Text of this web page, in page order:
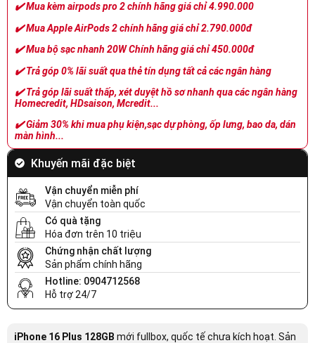
✔️Mua kèm airpods pro 2 chính hãng giá chỉ 4.990.000
✔️Mua Apple AirPods 2 chính hãng giá chỉ 2.790.000đ
✔️Mua bộ sạc nhanh 20W Chính hãng giá chỉ 450.000đ
✔️Trả góp 0% lãi suất qua thẻ tín dụng tất cả các ngân hàng
✔️Trả góp lãi suất thấp, xét duyệt hồ sơ nhanh qua các ngân hàng
Homecredit, HDsaison, Mcredit...
✔️Giảm 30% khi mua phụ kiện,sạc dự phòng, ốp lưng, bao da, dán
màn hình...
Khuyến mãi đặc biệt
Vận chuyển miễn phí
Vận chuyển toàn quốc
Có quà tặng
Hóa đơn trên 10 triệu
Chứng nhận chất lượng
Sản phẩm chính hãng
Hotline: 0904712568
Hỗ trợ 24/7
iPhone 16 Plus 128GB mới fullbox, quốc tế chưa kích hoạt. Sản